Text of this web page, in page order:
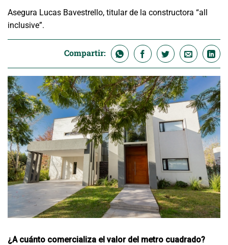
Asegura Lucas Bavestrello, titular de la constructora “all
inclusive”.
Compartir:
¿A cuánto comercializa el valor del metro cuadrado?